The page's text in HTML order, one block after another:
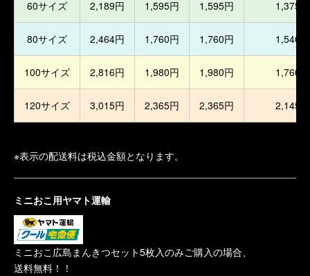
60サイズ 2,189円 1,595円 1,595円 1,375円
80サイズ 2,464円 1,760円 1,760円 1,540円
100サイズ 2,816円 1,980円 1,980円 1,760円
120サイズ 3,015円 2,365円 2,365円 2,145円
※表示の配送料は税込金額となります。
ミニおこ用ヤマト運輸
ミニおこ広島まんきつセット5枚入のみご購入の場合、
送料無料！！